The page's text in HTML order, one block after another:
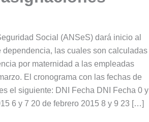
Social (ANSeS) dará inicio al
las cuales son calculadas
por maternidad a las empleadas
El cronograma con las fechas de
el siguiente: DNI Fecha DNI Fecha 0 y
6 y 7 20 de febrero 2015 8 y 9 23 […]